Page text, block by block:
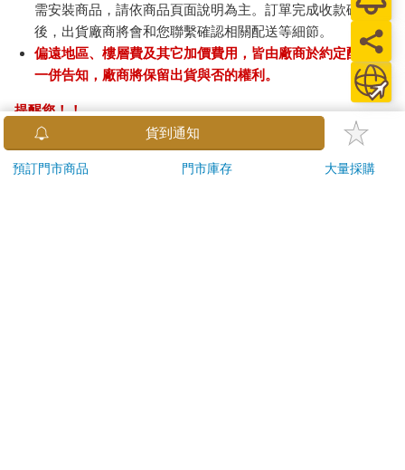
需安裝商品，請依商品頁面說明為主。訂單完成收款確認
後，出貨廠商將會和您聯繫確認相關配送等細節。
偏遠地區、樓層費及其它加價費用，皆由廠商於約定配送時
一併告知，廠商將保留出貨與否的權利。
提醒您！！
金石堂及銀行均不會請您操作ATM! 如接獲電話要求您前往
ATM提款機，請不要聽從指示，以免受騙上當！
貨到通知
預訂門市商品 門市庫存 大量採購